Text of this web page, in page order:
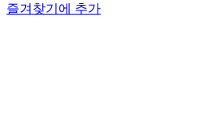
즐겨찾기에 추가